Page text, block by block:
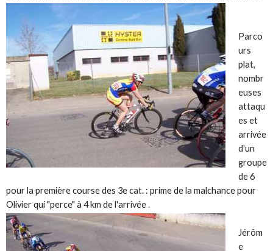
Parco
urs
plat,
nombr
euses
attaqu
es et
arrivée
d'un
groupe
de 6
pour la première course des 3e cat. : prime de la malchance pour
Olivier qui "perce" à 4 km de l'arrivée .
Jérôm
e